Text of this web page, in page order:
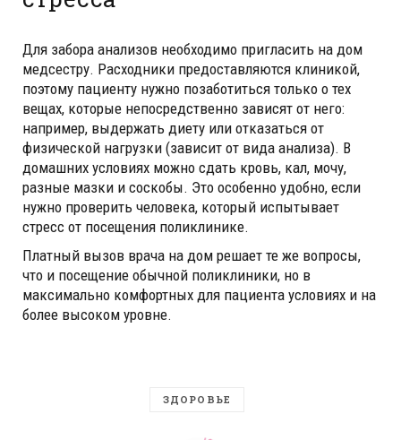
Для забора анализов необходимо пригласить на дом
медсестру. Расходники предоставляются клиникой,
поэтому пациенту нужно позаботиться только о тех
вещах, которые непосредственно зависят от него:
например, выдержать диету или отказаться от
физической нагрузки (зависит от вида анализа). В
домашних условиях можно сдать кровь, кал, мочу,
разные мазки и соскобы. Это особенно удобно, если
нужно проверить человека, который испытывает
стресс от посещения поликлинике.
Платный вызов врача на дом решает те же вопросы,
что и посещение обычной поликлиники, но в
максимально комфортных для пациента условиях и на
более высоком уровне.
ЗДОРОВЬЕ